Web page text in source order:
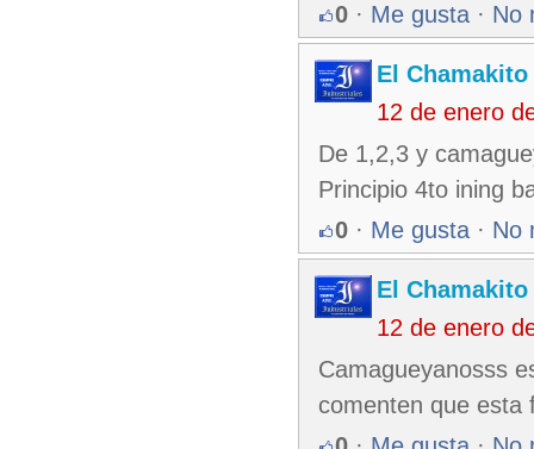
0 · Me gusta · No
El Chamakito
12 de enero
De 1,2,3 y
Principio 4to ining
0 · Me gusta · No
El Chamakito
12 de enero
Camagueyanosss
comenten que esta